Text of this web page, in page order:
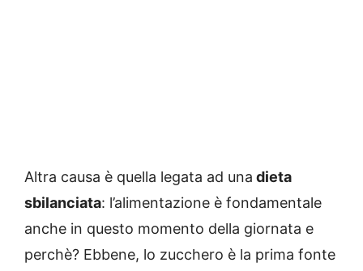
Altra causa è quella legata ad una dieta
sbilanciata: l’alimentazione è fondamentale
anche in questo momento della giornata e
perchè? Ebbene, lo zucchero è la prima fonte